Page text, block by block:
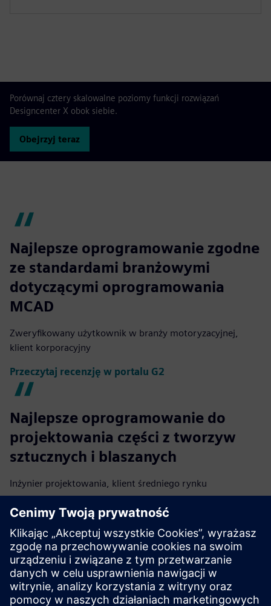
Porównaj cztery skalowalne poziomy funkcji rozwiązań
Designcenter X obok siebie.
Obejrzyj teraz
Najlepsze oprogramowanie zgodne
ze standardami branżowymi
dotyczącymi oprogramowania
MCAD
Zweryfikowany użytkownik w branży motoryzacyjnej,
klient korporacyjny
Przeczytaj recenzję w portalu G2
Najlepsze oprogramowanie do
projektowania części z tworzyw
sztucznych i blaszanych
Inżynier projektowania, klient średniego rynku
Przeczytaj recenzję w portalu G2
Idealne rozwiązanie do
modelowania parametrycznego
Zweryfikowany użytkownik w projektowaniu, klient